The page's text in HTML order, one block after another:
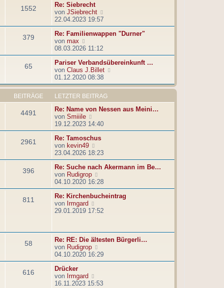
t
r
a
g
r
B
e
i
t
r
a
g
1552
Re: Siebrecht
von JSiebrecht
u
e
e
r
B
i
t
r
a
22.04.2023 19:57
379
Re: Familienwappen "Durner"
von max
e
u
e
s
t
e
B
e
i
t
r
a
g
08.03.2026 11:12
65
Pariser Verbandsübereinkunft …
von Claus J.Billet
u
e
e
a
01.12.2020 08:38
BEITRÄGE LETZTER BEITRAG
4491
Re: Name von Nessen aus Meini…
von Smiiile
e
u
e
s
t
e
r
B
e
i
t
r
a
19.12.2023 14:40
2961
Re: Tamoschus
von kevin49
e
u
e
s
t
e
r
e
r
a
g
23.04.2026 18:23
396
Re: Suche nach Akermann im Be…
von Rudigrop
e
u
e
t
B
e
t
r
04.10.2020 16:28
811
Re: Kirchenbucheintrag
von Irmgard
e
s
t
e
r
B
t
29.01.2019 17:52
58
Re: RE: Die ältesten Bürgerli…
von Rudigrop
e
u
t
04.10.2020 16:29
616
Drücker
von Irmgard
e
16.11.2023 15:53